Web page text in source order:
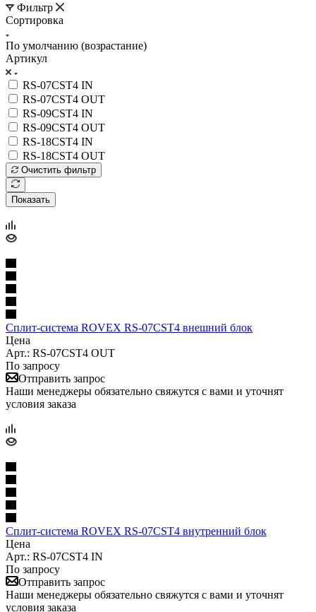
Фильтр
Сортировка
По умолчанию (возрастание)
Артикул
RS-07CST4 IN
RS-07CST4 OUT
RS-09CST4 IN
RS-09CST4 OUT
RS-18CST4 IN
RS-18CST4 OUT
Очистить фильтр
Показать
Сплит-система ROVEX RS-07CST4 внешний блок
Цена
Арт.: RS-07CST4 OUT
По запросу
Отправить запрос
Наши менеджеры обязательно свяжутся с вами и уточнят
условия заказа
Сплит-система ROVEX RS-07CST4 внутренний блок
Цена
Арт.: RS-07CST4 IN
По запросу
Отправить запрос
Наши менеджеры обязательно свяжутся с вами и уточнят
условия заказа